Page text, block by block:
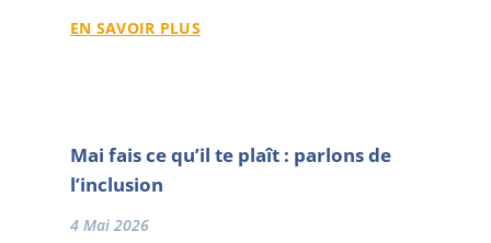
EN SAVOIR PLUS
Mai fais ce qu’il te plaît : parlons de
l’inclusion
4 Mai 2026